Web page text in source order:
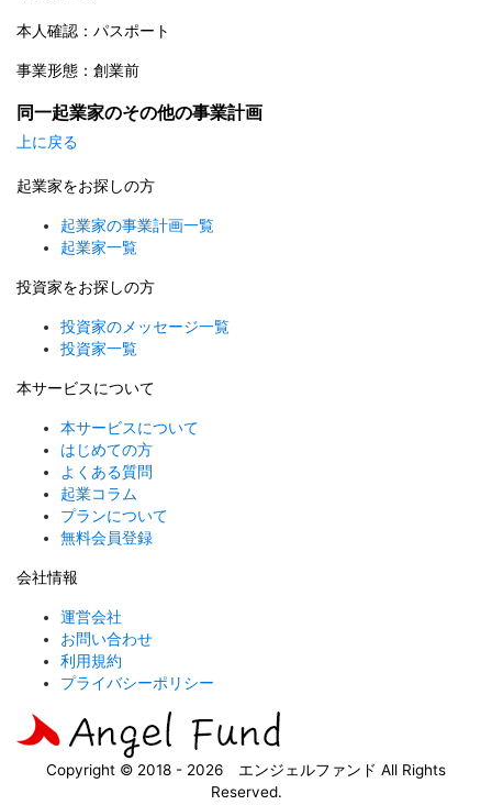
本人確認：パスポート
事業形態：創業前
同一起業家のその他の事業計画
上に戻る
起業家をお探しの方
起業家の事業計画一覧
起業家一覧
投資家をお探しの方
投資家のメッセージ一覧
投資家一覧
本サービスについて
本サービスについて
はじめての方
よくある質問
起業コラム
プランについて
無料会員登録
会社情報
運営会社
お問い合わせ
利用規約
プライバシーポリシー
Copyright © 2018 - 2026 エンジェルファンド All Rights
Reserved.